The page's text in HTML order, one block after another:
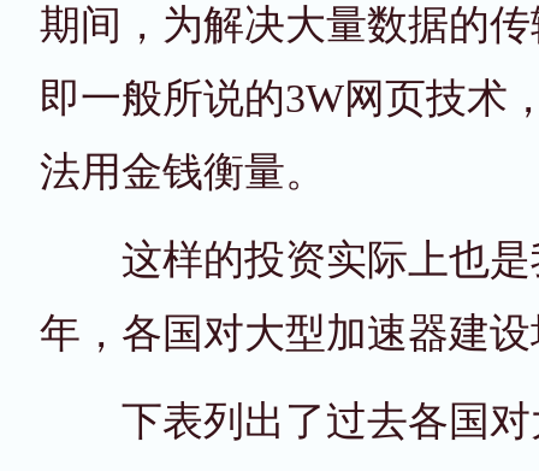
期间，为解决大量数据的
即一般所说的3W网页技术
法用金钱衡量。
这样的投资实际上也是
年，各国对大型加速器建
下表列出了过去各国对